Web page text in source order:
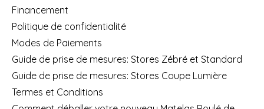
Financement
Politique de confidentialité
Modes de Paiements
Guide de prise de mesures: Stores Zébré et Standard
Guide de prise de mesures: Stores Coupe Lumière
Termes et Conditions